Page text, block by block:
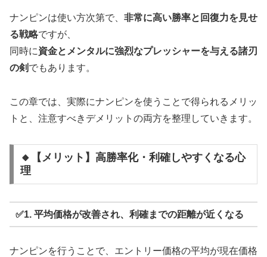
ナンピンは使い方次第で、 非常に高い勝率と回復力を見せ
る戦略ですが、
同時に資金とメンタルに強烈なプレッシャーを与える諸刃
の剣 でもあります。
この章では、実際にナンピンを使うことで得られるメリッ
トと、注意すべきデメリットの両方を整理していきます。
🔸【メリット】高勝率化・利確しやすくなる心
理
✅1. 平均価格が改善され、利確までの距離が近くなる
ナンピンを行うことで、エントリー価格の平均が現在価格